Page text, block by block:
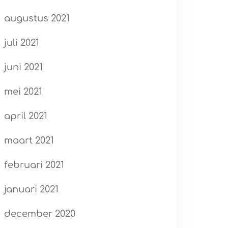
augustus 2021
juli 2021
juni 2021
mei 2021
april 2021
maart 2021
februari 2021
januari 2021
december 2020